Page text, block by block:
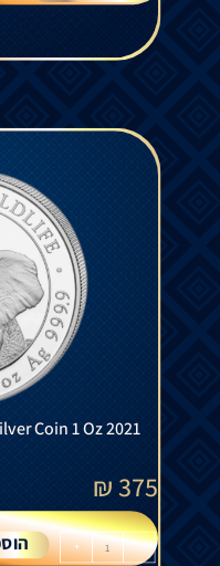
Coin 1 Oz 2021
375
₪
-
+